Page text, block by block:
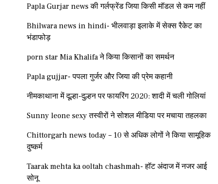
Papla Gurjar news की गर्लफ्रेंड जिया किसी मॉडल से कम नहीं
Bhilwara news in hindi- भीलवाड़ा इलाके में सेक्स रैकेट का
भंडाफोड़
porn star Mia Khalifa ने किया किसानों का समर्थन
Papla gujjar- पपला गुर्जर और जिया की प्रेम कहानी
नीमकाथाना में दूल्हा-दुल्हन पर फायरिंग 2020: शादी में चली गोलियां
Sunny leone sexy तस्वीरों ने सोशल मीडिया पर मचाया तहलका
Chittorgarh news today – 10 से अधिक लोगों ने किया सामूहिक
दुष्कर्म
Taarak mehta ka ooltah chashmah- हॉट अंदाज में नजर आई
सोनू